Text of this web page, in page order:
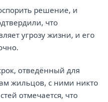
решение, и
что
угрозу жизни, и его
отведённый для
жильцов, с ними никто
отмечается, что